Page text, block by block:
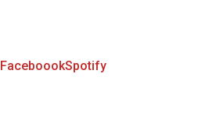
FaceboookSpotify